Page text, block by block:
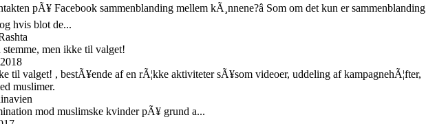
pÃ¥ Facebook sammenblanding mellem kÃ¸nnene?â Som om det kun er sammenblanding
hvis blot de...
men ikke til valget!
valget! , bestÃ¥ende af en rÃ¦kke aktiviteter sÃ¥som videoer, uddeling af kampagnehÃ¦fter,
muslimer.
mod muslimske kvinder pÃ¥ grund a...